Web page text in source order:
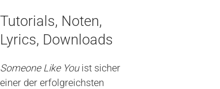
Tutorials, Noten,
Lyrics, Downloads
Someone Like Youist sicher
einer der erfolgreichsten